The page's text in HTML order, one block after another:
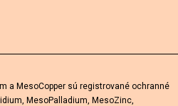
a MesoCopper sú registrované ochranné
MesoPalladium, MesoZinc,